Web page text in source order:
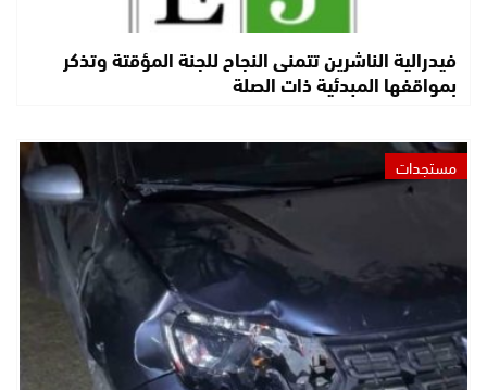
فيدرالية الناشرين تتمنى النجاح للجنة المؤقتة وتذكر
بمواقفها المبدئية ذات الصلة
مستجدات